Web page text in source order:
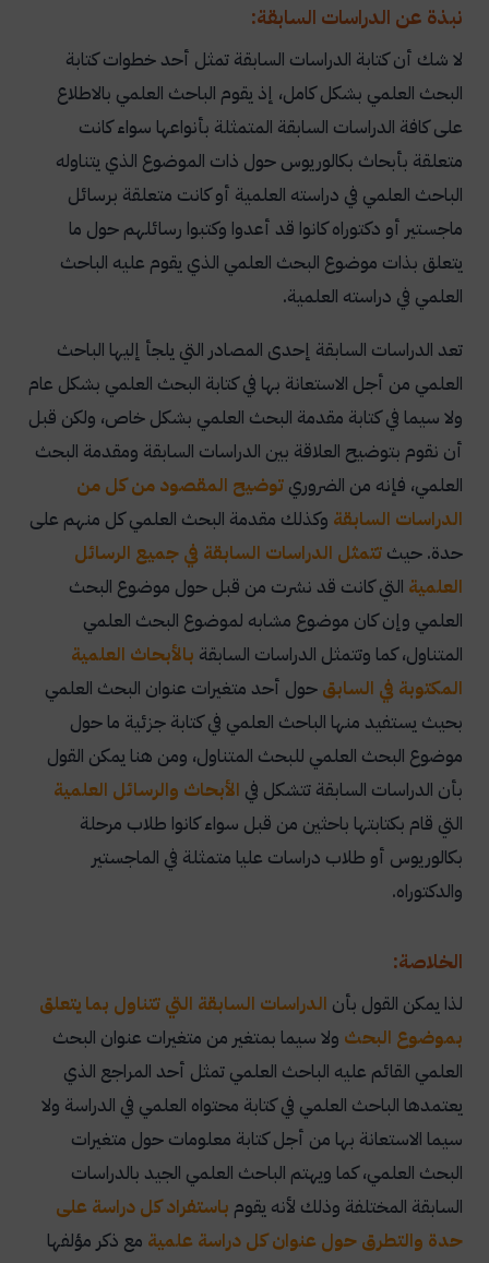
نبذة عن الدراسات السابقة:
لا شك أن كتابة الدراسات السابقة تمثل أحد خطوات كتابة
البحث العلمي بشكل كامل، إذ يقوم الباحث العلمي بالاطلاع
على كافة الدراسات السابقة المتمثلة بأنواعها سواء كانت
متعلقة بأبحاث بكالوريوس حول ذات الموضوع الذي يتناوله
الباحث العلمي في دراسته العلمية أو كانت متعلقة برسائل
ماجستير أو دكتوراه كانوا قد أعدوا وكتبوا رسائلهم حول ما
يتعلق بذات موضوع البحث العلمي الذي يقوم عليه الباحث
العلمي في دراسته العلمية.
تعد الدراسات السابقة إحدى المصادر التي يلجأ إليها الباحث
العلمي من أجل الاستعانة بها في كتابة البحث العلمي بشكل عام
ولا سيما في كتابة مقدمة البحث العلمي بشكل خاص، ولكن قبل
أن نقوم بتوضيح العلاقة بين الدراسات السابقة ومقدمة البحث
العلمي، فإنه من الضروري توضيح المقصود من كل من
الدراسات السابقة وكذلك مقدمة البحث العلمي كل منهم على
حدة. حيث تتمثل الدراسات السابقة في جميع الرسائل
العلمية التي كانت قد نشرت من قبل حول موضوع البحث
العلمي وإن كان موضوع مشابه لموضوع البحث العلمي
المتناول، كما وتتمثل الدراسات السابقة بالأبحاث العلمية
المكتوبة في السابق حول أحد متغيرات عنوان البحث العلمي
بحيث يستفيد منها الباحث العلمي في كتابة جزئية ما حول
موضوع البحث العلمي للبحث المتناول، ومن هنا يمكن القول
بأن الدراسات السابقة تتشكل في الأبحاث والرسائل العلمية
التي قام بكتابتها باحثين من قبل سواء كانوا طلاب مرحلة
بكالوريوس أو طلاب دراسات عليا متمثلة في الماجستير
والدكتوراه.
الخلاصة:
لذا يمكن القول بأن الدراسات السابقة التي تتناول بما يتعلق
بموضوع البحث ولا سيما بمتغير من متغيرات عنوان البحث
العلمي القائم عليه الباحث العلمي تمثل أحد المراجع الذي
يعتمدها الباحث العلمي في كتابة محتواه العلمي في الدراسة ولا
سيما الاستعانة بها من أجل كتابة معلومات حول متغيرات
البحث العلمي، كما ويهتم الباحث العلمي الجيد بالدراسات
السابقة المختلفة وذلك لأنه يقوم باستفراد كل دراسة على
حدة والتطرق حول عنوان كل دراسة علمية مع ذكر مؤلفها